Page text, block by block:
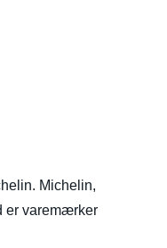
Michelin,
er varemærker